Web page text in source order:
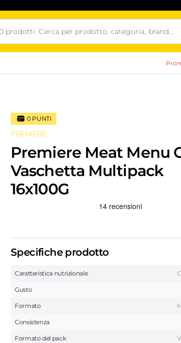
0PUNTI
PREMIERE
Premiere Meat Menu
Vaschetta Multipack
16x100G
Recensioni Truspilot del prodotto
Specifiche prodotto
Caratteristica nutrizionale
Gusto
Formato
Consistenza
Formato del pack